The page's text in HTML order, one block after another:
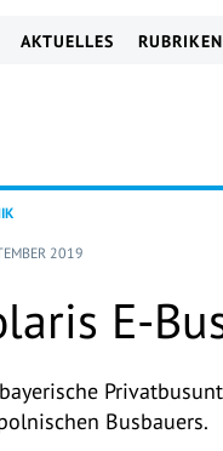
AKTUELLES RUBRIKEN
2019
E-
Busbauers.